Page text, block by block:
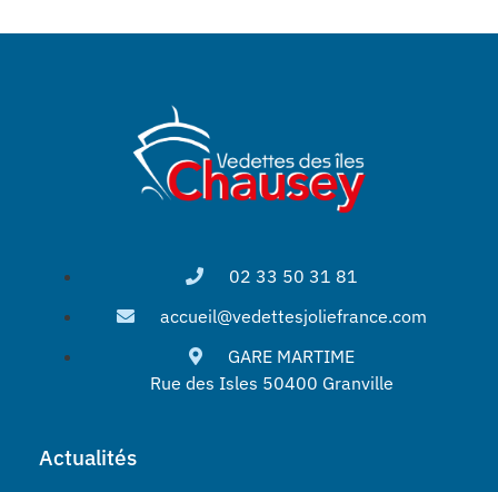
02 33 50 31 81
accueil@vedettesjoliefrance.com
GARE MARTIME
Rue des Isles 50400 Granville
Actualités